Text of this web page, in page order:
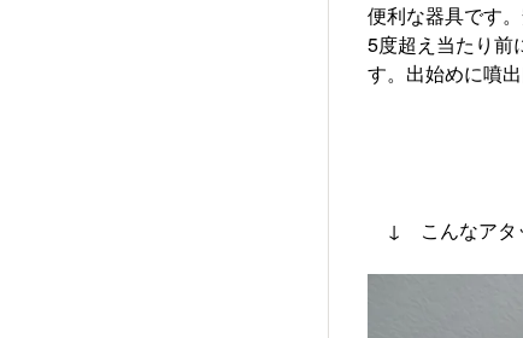
便利な器具です
5度超え当たり前
す。出始めに噴
↓ こんなアタ